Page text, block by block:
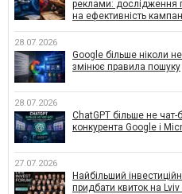
реклами: дослідження
на ефективність
28.07.2026
Google більше ніколи
змінює правила пошуку
28.07.2026
ChatGPT більше не чат-
конкурента Google і
27.07.2026
Найбільший
придбати квиток на